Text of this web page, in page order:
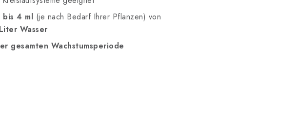
bis 4 ml (je nach Bedarf Ihrer Pflanzen) von
Wasser
gesamten Wachstumsperiode